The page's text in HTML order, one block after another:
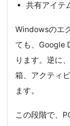
共有アイテ
Windowsのエ
ても、Google
ります。逆に
箱、アクティ
ます。
この段階で、